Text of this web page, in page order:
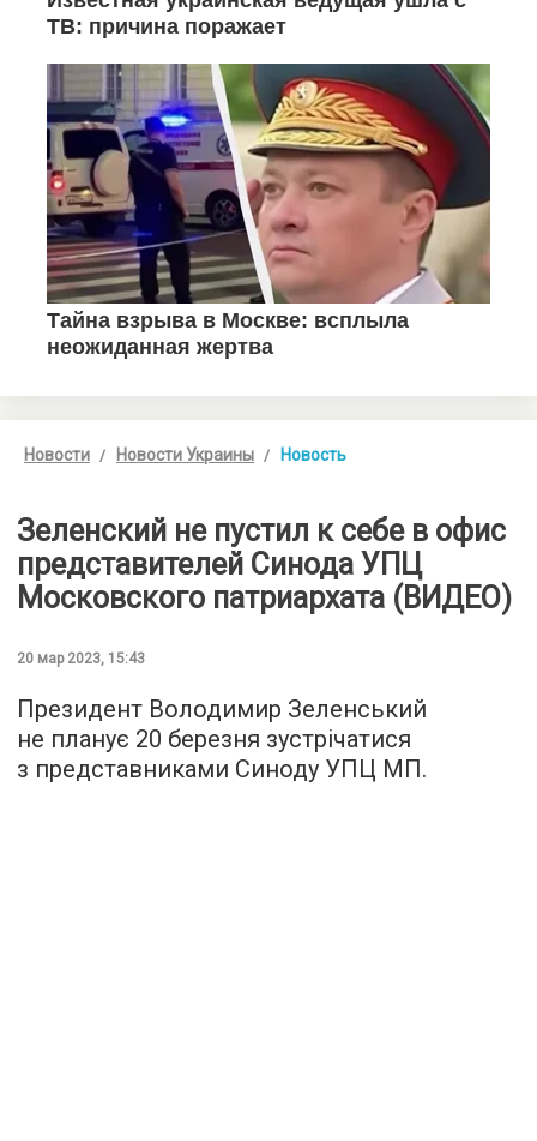
Новости Новости Украины Новость
Зеленский не пустил к себе в офис
представителей Синода УПЦ
Московского патриархата (ВИДЕО)
20 мар 2023, 15:43
Президент Володимир Зеленський
не планує 20 березня зустрічатися
з представниками Синоду УПЦ МП.